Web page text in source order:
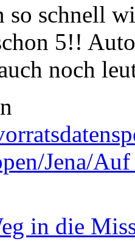
so schnell
5!!
noch
Jena/
in die